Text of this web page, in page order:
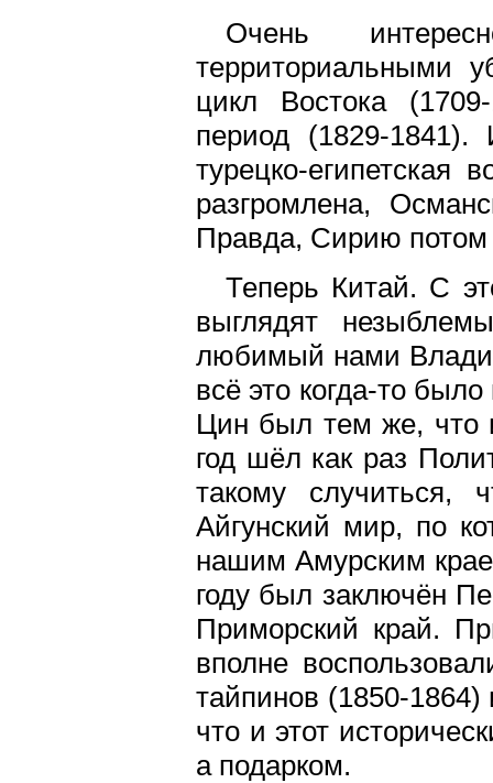
Очень
территориальными
цикл Востока
период (1829-
турецко-египетская
разгромлена,
Правда, Сирию потом
Теперь Китай. С
выглядят
любимый нами
всё это когда-то
Цин был тем же, что
год шёл как раз
такому
Айгунский мир, по
нашим Амурским
году был заключён
Приморский край.
вполне
тайпинов (1850-
что и этот
а подарком.